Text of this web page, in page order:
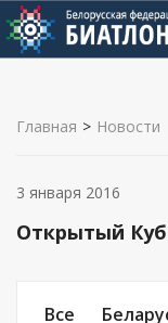
Главная > Новости
Открытый
Все
3 января 2016